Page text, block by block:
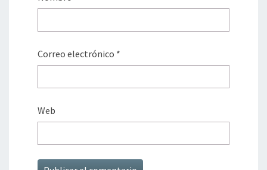
Correo electrónico *
Web